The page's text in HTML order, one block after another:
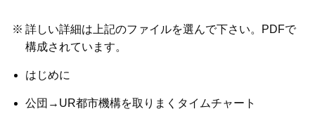
※ 詳しい詳細は上記のファイルを選んで下さい。PDFで
構成されています。
はじめに
公団→UR都市機構を取りまくタイムチャート